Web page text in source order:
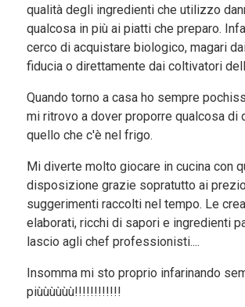
qualità degli ingredienti che utilizzo
qualcosa in più ai piatti che preparo.
cerco di acquistare biologico, magari
fiducia o direttamente dai coltivatori
Quando torno a casa ho sempre
mi ritrovo a dover proporre qualcosa di
quello che c'è nel frigo.
Mi diverte molto giocare in cucina con
disposizione grazie sopratutto ai
suggerimenti raccolti nel tempo. Le
elaborati, ricchi di sapori e ingredienti
lascio agli chef professionisti....
Insomma mi sto proprio infarinando
piùùùùùù!!!!!!!!!!!!